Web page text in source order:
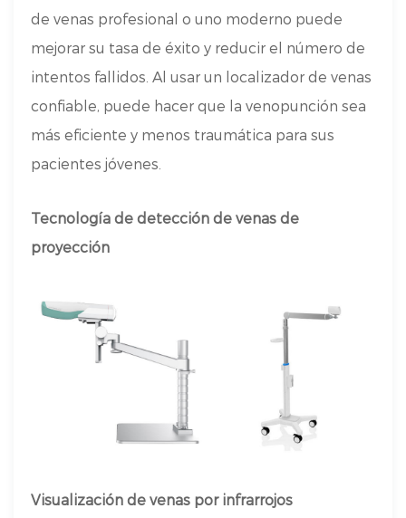
de venas profesional o uno moderno puede
mejorar su tasa de éxito y reducir el número de
intentos fallidos. Al usar un localizador de venas
confiable, puede hacer que la venopunción sea
más eficiente y menos traumática para sus
pacientes jóvenes.
Tecnología de detección de venas de
proyección
Visualización de venas por infrarrojos